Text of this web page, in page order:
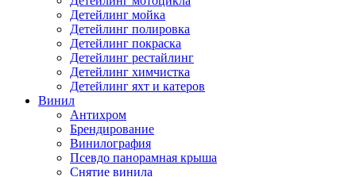
Детейлинг мойка
Детейлинг полировка
Детейлинг покраска
Детейлинг рестайлинг
Детейлинг химчистка
Детейлинг яхт и катеров
Винил
Антихром
Брендирование
Винилография
Псевдо панорамная крыша
Снятие винила